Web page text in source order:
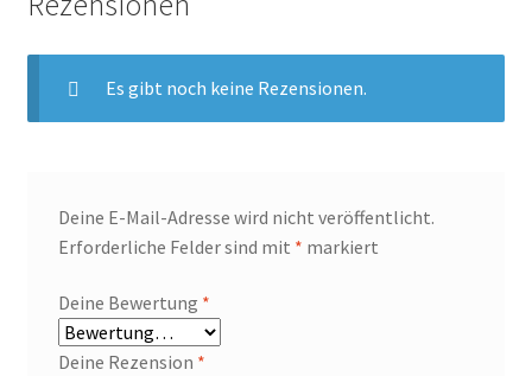
Es gibt noch keine Rezensionen.
Deine E-Mail-Adresse wird nicht veröffentlicht.
Erforderliche Felder sind mit * markiert
Deine Bewertung *
Deine Rezension *